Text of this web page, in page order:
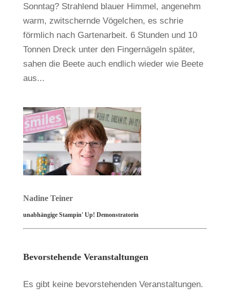
Sonntag? Strahlend blauer Himmel, angenehm
warm, zwitschernde Vögelchen, es schrie
förmlich nach Gartenarbeit. 6 Stunden und 10
Tonnen Dreck unter den Fingernägeln später,
sahen die Beete auch endlich wieder wie Beete
aus...
Nadine Teiner
unabhängige Stampin' Up! Demonstratorin
Bevorstehende Veranstaltungen
Es gibt keine bevorstehenden Veranstaltungen.